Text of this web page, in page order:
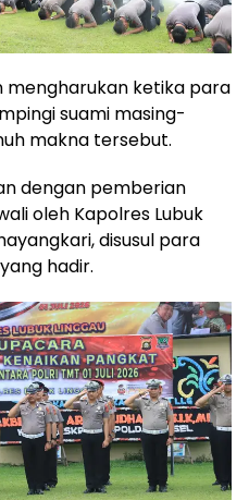
mengharukan ketika para
suami masing-
makna tersebut.
dengan pemberian
oleh Kapolres Lubuk
disusul para
hadir.